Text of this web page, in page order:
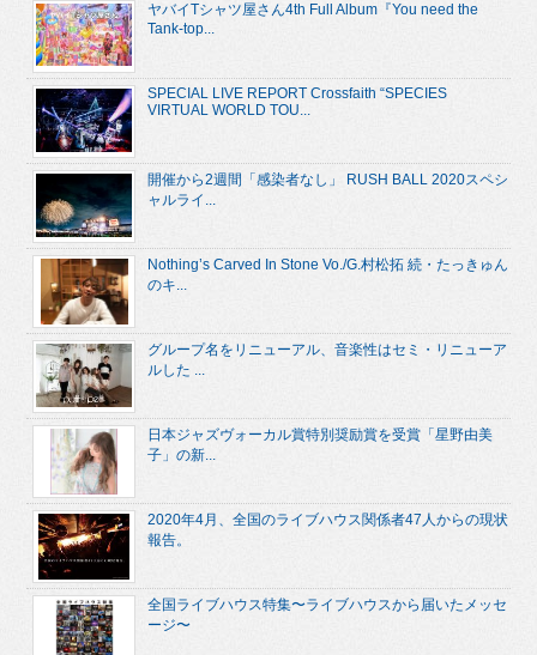
ヤバイTシャツ屋さん4th Full Album『You need the
Tank-top...
SPECIAL LIVE REPORT Crossfaith “SPECIES
VIRTUAL WORLD TOU...
開催から2週間「感染者なし」 RUSH BALL 2020スペシ
ャルライ...
Nothing’s Carved In Stone Vo./G.村松拓 続・たっきゅん
のキ...
グループ名をリニューアル、音楽性はセミ・リニューア
ルした ...
日本ジャズヴォーカル賞特別奨励賞を受賞「星野由美
子」の新...
2020年4月、全国のライブハウス関係者47人からの現状
報告。
全国ライブハウス特集〜ライブハウスから届いたメッセ
ージ〜